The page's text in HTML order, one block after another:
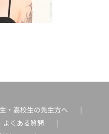
・高校生の先生方へ
よくある質問